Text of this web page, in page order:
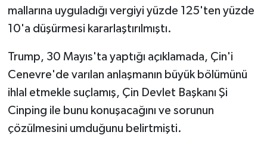
mallarına uyguladığı vergiyi yüzde 125'ten yüzde
10'a düşürmesi kararlaştırılmıştı.
Trump, 30 Mayıs'ta yaptığı açıklamada, Çin'i
Cenevre'de varılan anlaşmanın büyük bölümünü
ihlal etmekle suçlamış, Çin Devlet Başkanı Şi
Cinping ile bunu konuşacağını ve sorunun
çözülmesini umduğunu belirtmişti.